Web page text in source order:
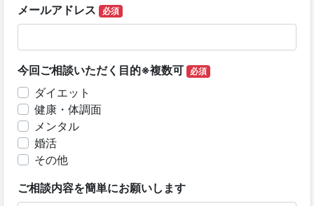
メールアドレス 必須
今回ご相談いただく目的※複数可 必須
ダイエット
健康・体調面
メンタル
婚活
その他
ご相談内容を簡単にお願いします